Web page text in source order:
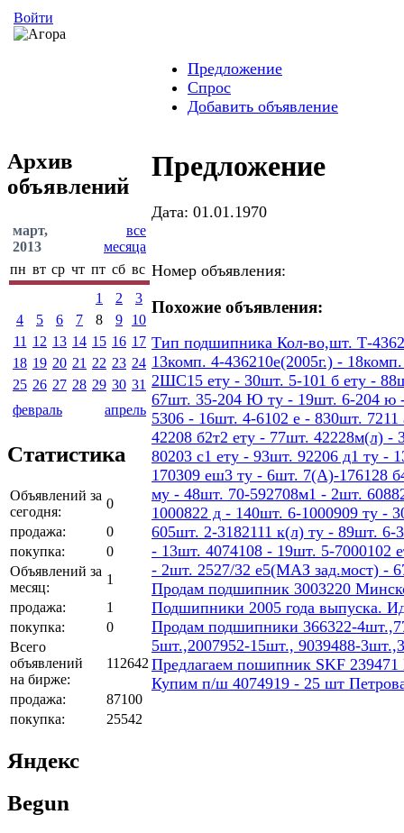
Войти
Предложение
Спрос
Добавить объявление
Архив
объявлений
март,
2013
все
месяца
пн вт ср чт пт сб вс
1
2
3
4
5 6 7 8 9
10
11 12 13 14 15 16 17
18 19 20 21 22 23 24
25 26 27 28 29 30 31
февраль
апрель
Статистика
Объявлений за
сегодня:
0
продажа:
0
покупка:
0
Объявлений за
месяц:
1
продажа:
1
покупка:
0
Всего
объявлений
на бирже:
112642
продажа:
87100
покупка:
25542
Яндекс
Begun
Предложение
Дата: 01.01.1970
Номер объявления:
Похожие объявления:
Тип подшипника Кол-во,шт. Т-
13комп. 4-436210е(2005г.) -
2ШС15 ету - 30шт. 5-101 б ету -
67шт. 35-204 Ю ту - 19шт. 6-204 ю
5306 - 16шт. 4-6102 е - 830шт.
42208 б2т2 ету - 77шт. 42228м(л)
80203 с1 ету - 93шт. 92206 д1 ту
170309 еш3 ту - 6шт. 7(А)-176128
му - 48шт. 70-592708м1 - 2шт.
1000822 д - 140шт. 6-1000909 ту -
605шт. 2-3182111 к(л) ту - 89шт.
- 13шт. 4074108 - 19шт. 5-7000102
- 2шт. 2527/32 е5(МАЗ зад.мост) -
Продам подшипник 3003220
Подшипники 2005 года выпуска.
Продам подшипники 366322-
5шт.,2007952-15шт., 9039488-
Предлагаем пошипник SKF 239471
Купим п/ш 4074919 - 25 шт